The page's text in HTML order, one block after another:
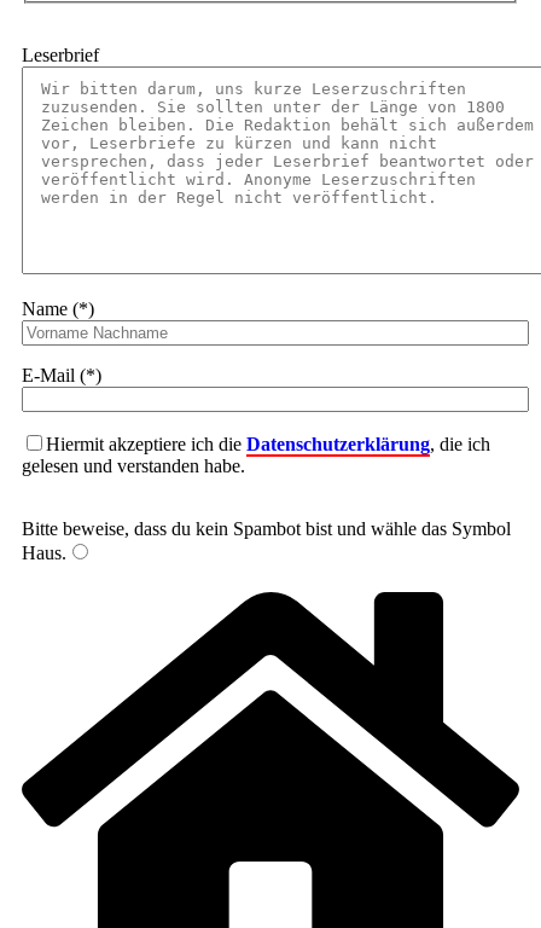
Leserbrief
Name (*)
E-Mail (*)
Hiermit akzeptiere ich die Datenschutzerklärung, die ich
gelesen und verstanden habe.
Bitte beweise, dass du kein Spambot bist und wähle das Symbol
Haus.